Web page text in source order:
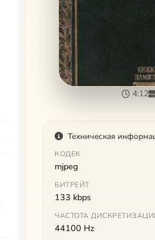
4:12
Техническая
КОДЕК
mjpeg
БИТРЕЙТ
133 kbps
ЧАСТОТА
44100 Hz